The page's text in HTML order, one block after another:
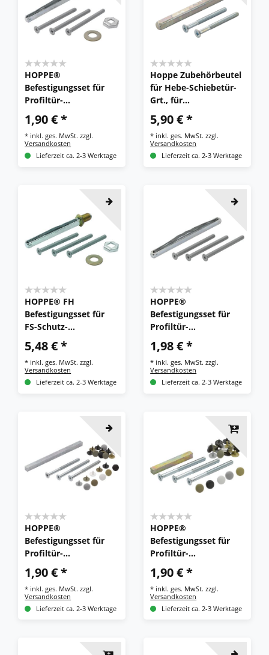
HOPPE®
Befestigungsset für
Profiltür-
(Schutz-)Wechselgarni
turen ES1
(Knopf/Griff), VK 8
mm
1,90 € *
* inkl. ges. MwSt. zzgl.
Versandkosten
Lieferzeit ca. 2-3 Werktage
Hoppe Zubehörbeutel
für Hebe-Schiebetür-
Grt., für
Sondertürdicken
5,90 € *
* inkl. ges. MwSt. zzgl.
Versandkosten
Lieferzeit ca. 2-3 Werktage
HOPPE® FH
Befestigungsset für
FS-Schutz-
Wechselgarnituren
ES1 (Knopf/Griff), VK 9
mm
5,48 € *
* inkl. ges. MwSt. zzgl.
Versandkosten
Lieferzeit ca. 2-3 Werktage
HOPPE®
Befestigungsset für
Profiltür-
(Schutz-)Türgriffgarnit
uren ES1 (Griff/Griff),
VK 8 mm
1,98 € *
* inkl. ges. MwSt. zzgl.
Versandkosten
Lieferzeit ca. 2-3 Werktage
HOPPE®
Befestigungsset für
Profiltür-
Türgriffgarnituren
(Griff/Griff), VK 8 mm
1,90 € *
* inkl. ges. MwSt. zzgl.
Versandkosten
Lieferzeit ca. 2-3 Werktage
HOPPE®
Befestigungsset für
Profiltür-
Wechselgarnituren
(Griffplatte/Griff), VK
8 mm
1,90 € *
* inkl. ges. MwSt. zzgl.
Versandkosten
Lieferzeit ca. 2-3 Werktage